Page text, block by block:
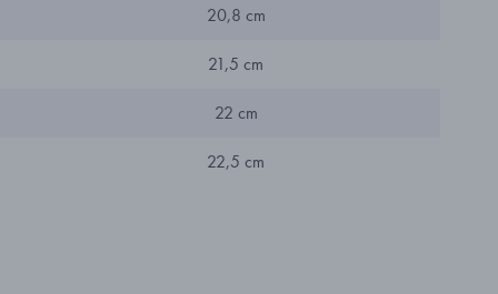
20,8 cm
21,5 cm
22 cm
22,5 cm